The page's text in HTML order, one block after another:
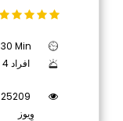
30 Min
4 افراد
25209
وِیوز